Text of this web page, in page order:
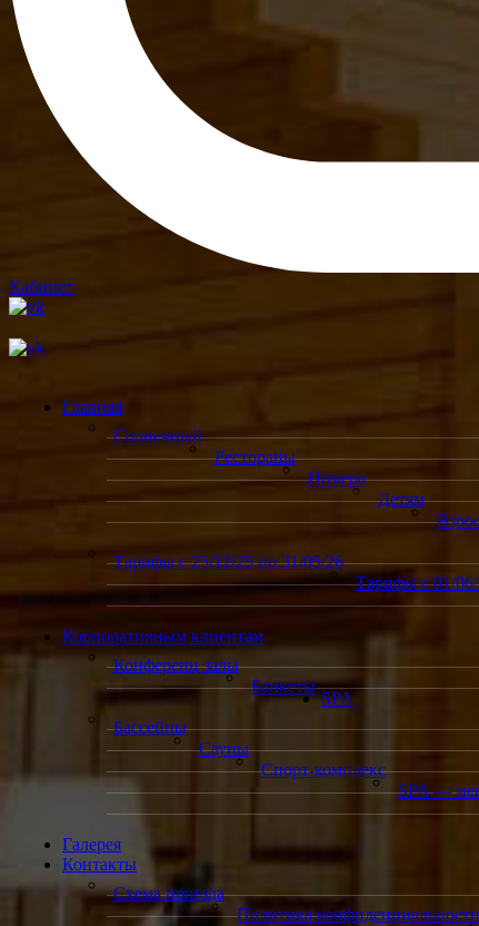
Кабинет
Главная
Солнечный
Рестораны
Номера
Детям
Тарифы с 25/12/25 по 31/05/26
Тарифы с 01/
Корпоративным клиентам
Конференц залы
Банкеты
SPA
Бассейны
Сауны
Спорт-комплекс
SPA —
Галерея
Контакты
Схема проезда
Политика конфиденциальности